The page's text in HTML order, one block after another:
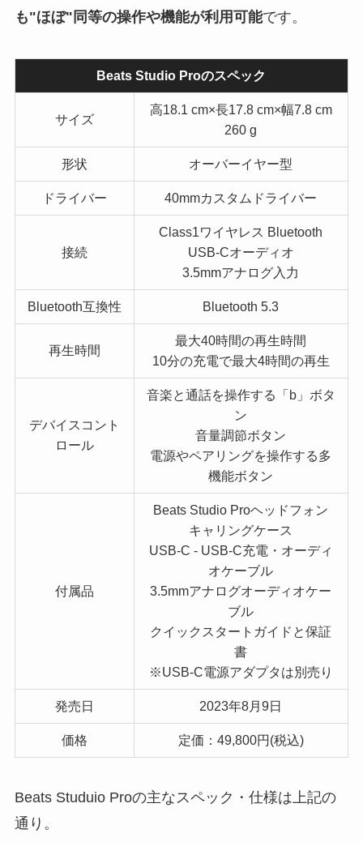
も"ほぼ"同等の操作や機能が利用可能です。
Beats Studio Proのスペック
サイズ
高18.1 cm×長17.8 cm×幅7.8 cm
260 g
形状 オーバーイヤー型
ドライバー 40mmカスタムドライバー
接続
Class1ワイヤレス Bluetooth
USB-Cオーディオ
3.5mmアナログ入力
Bluetooth互換性 Bluetooth 5.3
再生時間
最⼤40時間の再⽣時間
10分の充電で最⼤4時間の再⽣
デバイスコント
ロール
⾳楽と通話を操作する「b」ボタ
ン
⾳量調節ボタン
電源やペアリングを操作する多
機能ボタン
付属品
Beats Studio Proヘッドフォン
キャリングケース
USB-C - USB-C充電・オーディ
オケーブル
3.5mmアナログオーディオケー
ブル
クイックスタートガイドと保証
書
※USB-C電源アダプタは別売り
発売日 2023年8月9日
価格 定価：49,800円(税込)
Beats Studuio Proの主なスペック・仕様は上記の
通り。